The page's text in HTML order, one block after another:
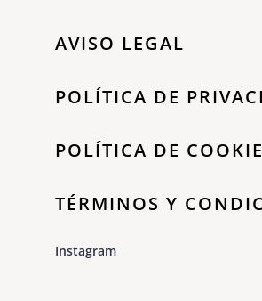
AVISO LEGAL
POLÍTICA DE
POLÍTICA DE
TÉRMINOS Y
Instagram